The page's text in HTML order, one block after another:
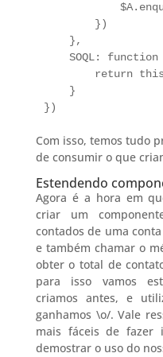
        })
    },
SOQL: function
return
    }
})
Com isso, temos tudo
de consumir o que
Estendendo
Agora é a hora em
criar um
contados de uma
e também chamar o
obter o total de
para isso vamos
criamos antes, e
ganhamos \o/. Vale
mais fáceis de fazer
demostrar o uso do